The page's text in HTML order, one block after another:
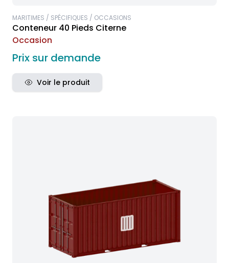
MARITIMES / SPÉCIFIQUES / OCCASIONS
Conteneur 40 Pieds Citerne
Occasion
Prix sur demande
Voir le produit